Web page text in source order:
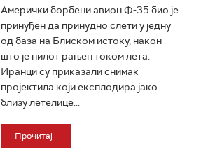
Амерички борбени авион Ф-35 био је
принуђен да принудно слети у једну
од база на Блиском истоку, након
што је пилот рањен током лета.
Иранци су приказали снимак
пројектила који експлодира јако
близу летелице...
Прочитај